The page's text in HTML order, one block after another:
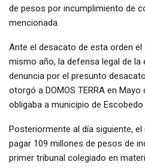
de pesos por incumplimiento de
mencionada.
Ante el desacato de esta orden el
mismo año, la defensa legal de la
denuncia por el presunto
otorgó a DOMOS TERRA en
obligaba a municipio de
Posteriormente al día siguiente,
pagar 109 millones de pesos de
primer tribunal colegiado en